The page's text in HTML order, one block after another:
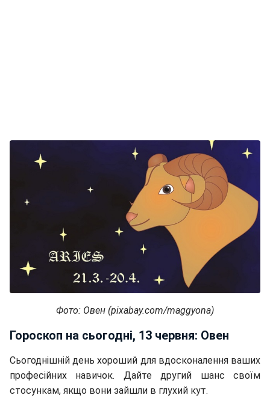
Фото: Овен (pixabay.com/maggyona)
Гороскоп на сьогодні, 13 червня: Овен
Сьогоднішній день хороший для вдосконалення ваших
професійних навичок. Дайте другий шанс своїм
стосункам, якщо вони зайшли в глухий кут.